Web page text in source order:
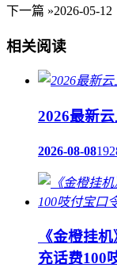
下一篇 »2026-05-12
相关阅读
2026最新
2026-08-08
《金橙挂
充话费100